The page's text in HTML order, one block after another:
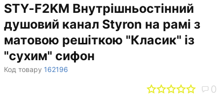
STY-F2KM Внутрішньостінний
душовий канал Styron на рамі з
матовою решіткою "Класик" із
"сухим" сифон
Код товару 162196
0